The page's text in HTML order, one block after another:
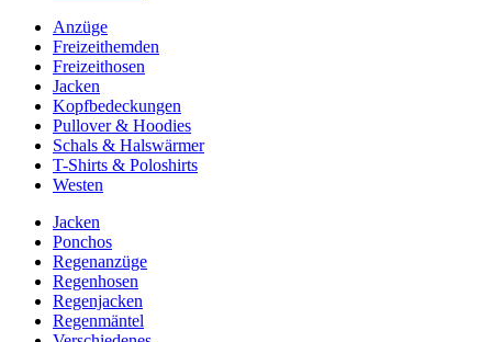
Anzüge
Freizeithemden
Freizeithosen
Jacken
Kopfbedeckungen
Pullover & Hoodies
Schals & Halswärmer
T-Shirts & Poloshirts
Westen
Jacken
Ponchos
Regenanzüge
Regenhosen
Regenjacken
Regenmäntel